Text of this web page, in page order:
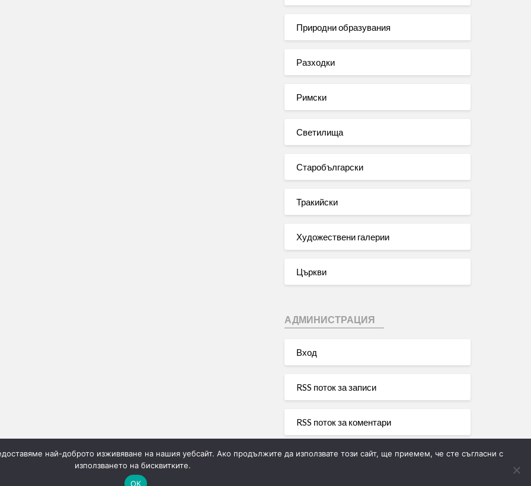
Природни образувания
Разходки
Римски
Светилища
Старобългарски
Тракийски
Художествени галерии
Църкви
АДМИНИСТРАЦИЯ
Вход
RSS поток за записи
RSS поток за коментари
WordPress България
най-доброто изживяване на нашия уебсайт. Ако продължите да използвате този сайт, ще приемем, че сте съгласни с
използването на бисквитките.
ОК